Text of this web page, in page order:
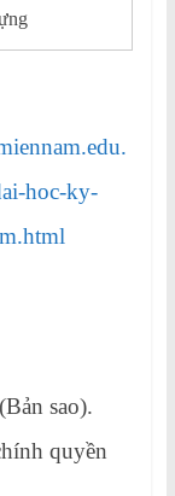
hoc-ky-
sao).
quyền